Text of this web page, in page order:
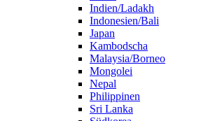
Indien/Ladakh
Indonesien/Bali
Japan
Kambodscha
Malaysia/Borneo
Mongolei
Nepal
Philippinen
Sri Lanka